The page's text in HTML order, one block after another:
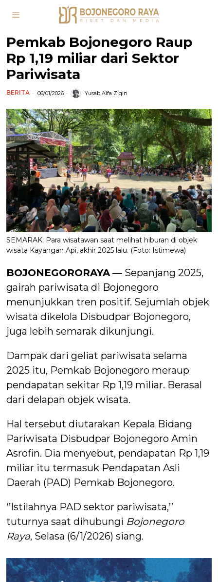
Pemkab Bojonegoro Raup
Rp 1,19 miliar dari Sektor
Pariwisata
BERITA 06/01/2026 Yusab Alfa Ziqin
SEMARAK: Para wisatawan saat melihat hiburan di objek
wisata Kayangan Api, akhir 2025 lalu. (Foto: Istimewa)
BOJONEGORORAYA — Sepanjang 2025,
gairah pariwisata di Bojonegoro
menunjukkan tren positif. Sejumlah objek
wisata dikelola Disbudpar Bojonegoro,
juga lebih semarak dikunjungi.
Dampak dari geliat pariwisata selama
2025 itu, Pemkab Bojonegoro meraup
pendapatan sekitar Rp 1,19 miliar. Berasal
dari delapan objek wisata.
Hal tersebut diutarakan Kepala Bidang
Pariwisata Disbudpar Bojonegoro Amin
Asrofin. Dia menyebut, pendapatan Rp 1,19
miliar itu termasuk Pendapatan Asli
Daerah (PAD) Pemkab Bojonegoro.
‘’Istilahnya PAD sektor pariwisata,’’
tuturnya saat dihubungi Bojonegoro
Raya, Selasa (6/1/2026) siang.